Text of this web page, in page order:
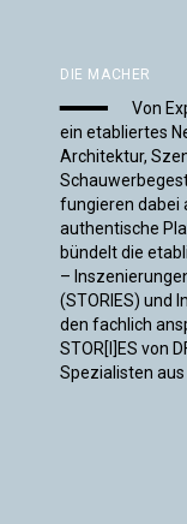
DIE MACHER
Von
ein etabliertes
Architektur,
fungieren dabei
authentische
bündelt die
–
(STORIES) und
den fachlich
STOR[I]ES von
Spezialisten